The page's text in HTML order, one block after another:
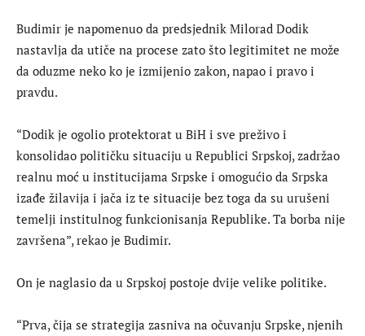
Budimir je napomenuo da predsjednik Milorad Dodik
nastavlja da utiče na procese zato što legitimitet ne može
da oduzme neko ko je izmijenio zakon, napao i pravo i
pravdu.
“Dodik je ogolio protektorat u BiH i sve preživo i
konsolidao političku situaciju u Republici Srpskoj, zadržao
realnu moć u institucijama Srpske i omogućio da Srpska
izađe žilavija i jača iz te situacije bez toga da su urušeni
temelji institulnog funkcionisanja Republike. Ta borba nije
završena”, rekao je Budimir.
On je naglasio da u Srpskoj postoje dvije velike politike.
“Prva, čija se strategija zasniva na očuvanju Srpske, njenih